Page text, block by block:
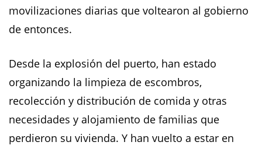
movilizaciones diarias que voltearon al gobierno
de entonces.
Desde la explosión del puerto, han estado
organizando la limpieza de escombros,
recolección y distribución de comida y otras
necesidades y alojamiento de familias que
perdieron su vivienda. Y han vuelto a estar en